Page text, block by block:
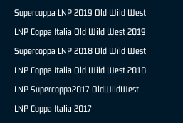
Supercoppa LNP 2019 Old Wild West
LNP Coppa Italia Old Wild West 2019
Supercoppa LNP 2018 Old Wild West
LNP Coppa Italia Old Wild West 2018
LNP Supercoppa2017 OldWildWest
LNP Coppa Italia 2017